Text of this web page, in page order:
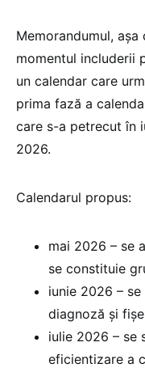
Memorandumul,
momentul includerii
un calendar care
prima fază a
care s-a petrecut în
2026.
Calendarul propus:
mai 2026 – se
se constituie
iunie 2026 –
diagnoză și
iulie 2026 – se
eficientizare a